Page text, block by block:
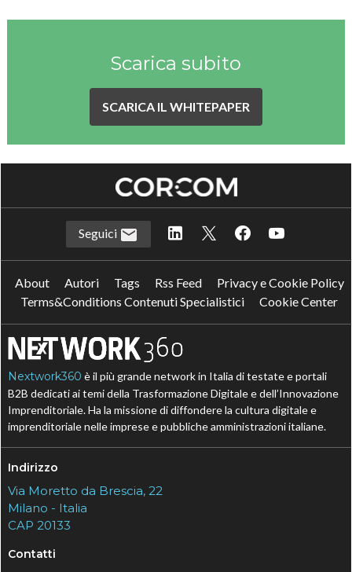
Scarica subito
SCARICA IL WHITEPAPER
Seguici
About Autori Tags Rss Feed
Privacy e Cookie Policy
Terms&Conditions Contenuti Specialistici
Cookie Center
Nextwork360 è il più grande network in Italia di testate e portali
B2B dedicati ai temi della Trasformazione Digitale e dell’Innovazione
Imprenditoriale. Ha la missione di diffondere la cultura digitale e
imprenditoriale nelle imprese e pubbliche amministrazioni italiane.
Indirizzo
Via Moretto da Brescia, 22
Milano - Italia
CAP 20133
Contatti